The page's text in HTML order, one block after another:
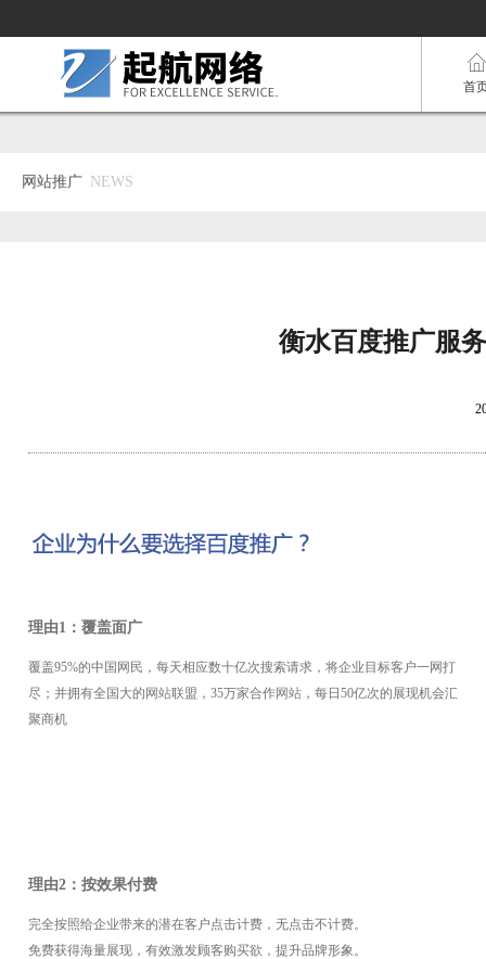
首
网站推广 NEWS
衡水百度推广服
理由1：覆盖面广
覆盖95%的中国网民，每天相应数十亿次搜索请求，将企业目标客户一网打
尽；并拥有全国大的网站联盟，35万家合作网站 ，每日50亿次的展现机会汇
聚商机
理由2：按效果付费
完全按照给企业带来的潜在客户点击计费，无点击不计费。
免费获得海量展现，有效激发顾客购买欲，提升品牌形象。